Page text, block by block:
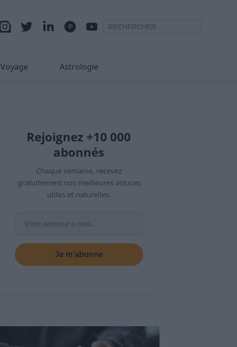
Voyage Astrologie
Rejoignez +10 000
abonnés
Chaque semaine, recevez
gratuitement nos meilleures astuces
utiles et naturelles.
Je m’abonne